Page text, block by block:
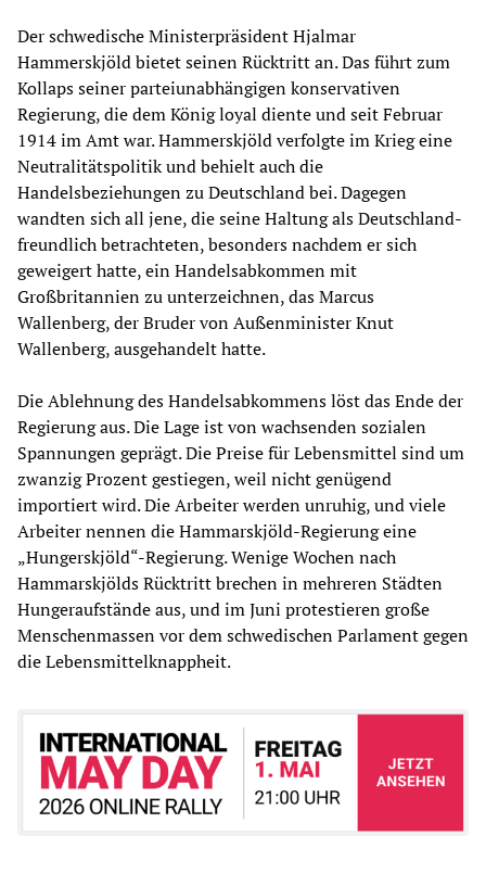
Der schwedische Ministerpräsident Hjalmar
Hammerskjöld bietet seinen Rücktritt an. Das führt zum
Kollaps seiner parteiunabhängigen konservativen
Regierung, die dem König loyal diente und seit Februar
1914 im Amt war. Hammerskjöld verfolgte im Krieg eine
Neutralitätspolitik und behielt auch die
Handelsbeziehungen zu Deutschland bei. Dagegen
wandten sich all jene, die seine Haltung als Deutschland-
freundlich betrachteten, besonders nachdem er sich
geweigert hatte, ein Handelsabkommen mit
Großbritannien zu unterzeichnen, das Marcus
Wallenberg, der Bruder von Außenminister Knut
Wallenberg, ausgehandelt hatte.
Die Ablehnung des Handelsabkommens löst das Ende der
Regierung aus. Die Lage ist von wachsenden sozialen
Spannungen geprägt. Die Preise für Lebensmittel sind um
zwanzig Prozent gestiegen, weil nicht genügend
importiert wird. Die Arbeiter werden unruhig, und viele
Arbeiter nennen die Hammarskjöld-Regierung eine
„Hungerskjöld“-Regierung. Wenige Wochen nach
Hammarskjölds Rücktritt brechen in mehreren Städten
Hungeraufstände aus, und im Juni protestieren große
Menschenmassen vor dem schwedischen Parlament gegen
die Lebensmittelknappheit.